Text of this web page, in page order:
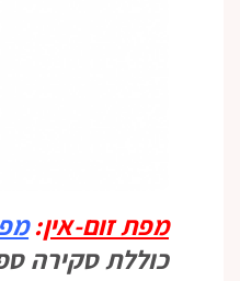
מפת זום-אין:
כוללת סקירה